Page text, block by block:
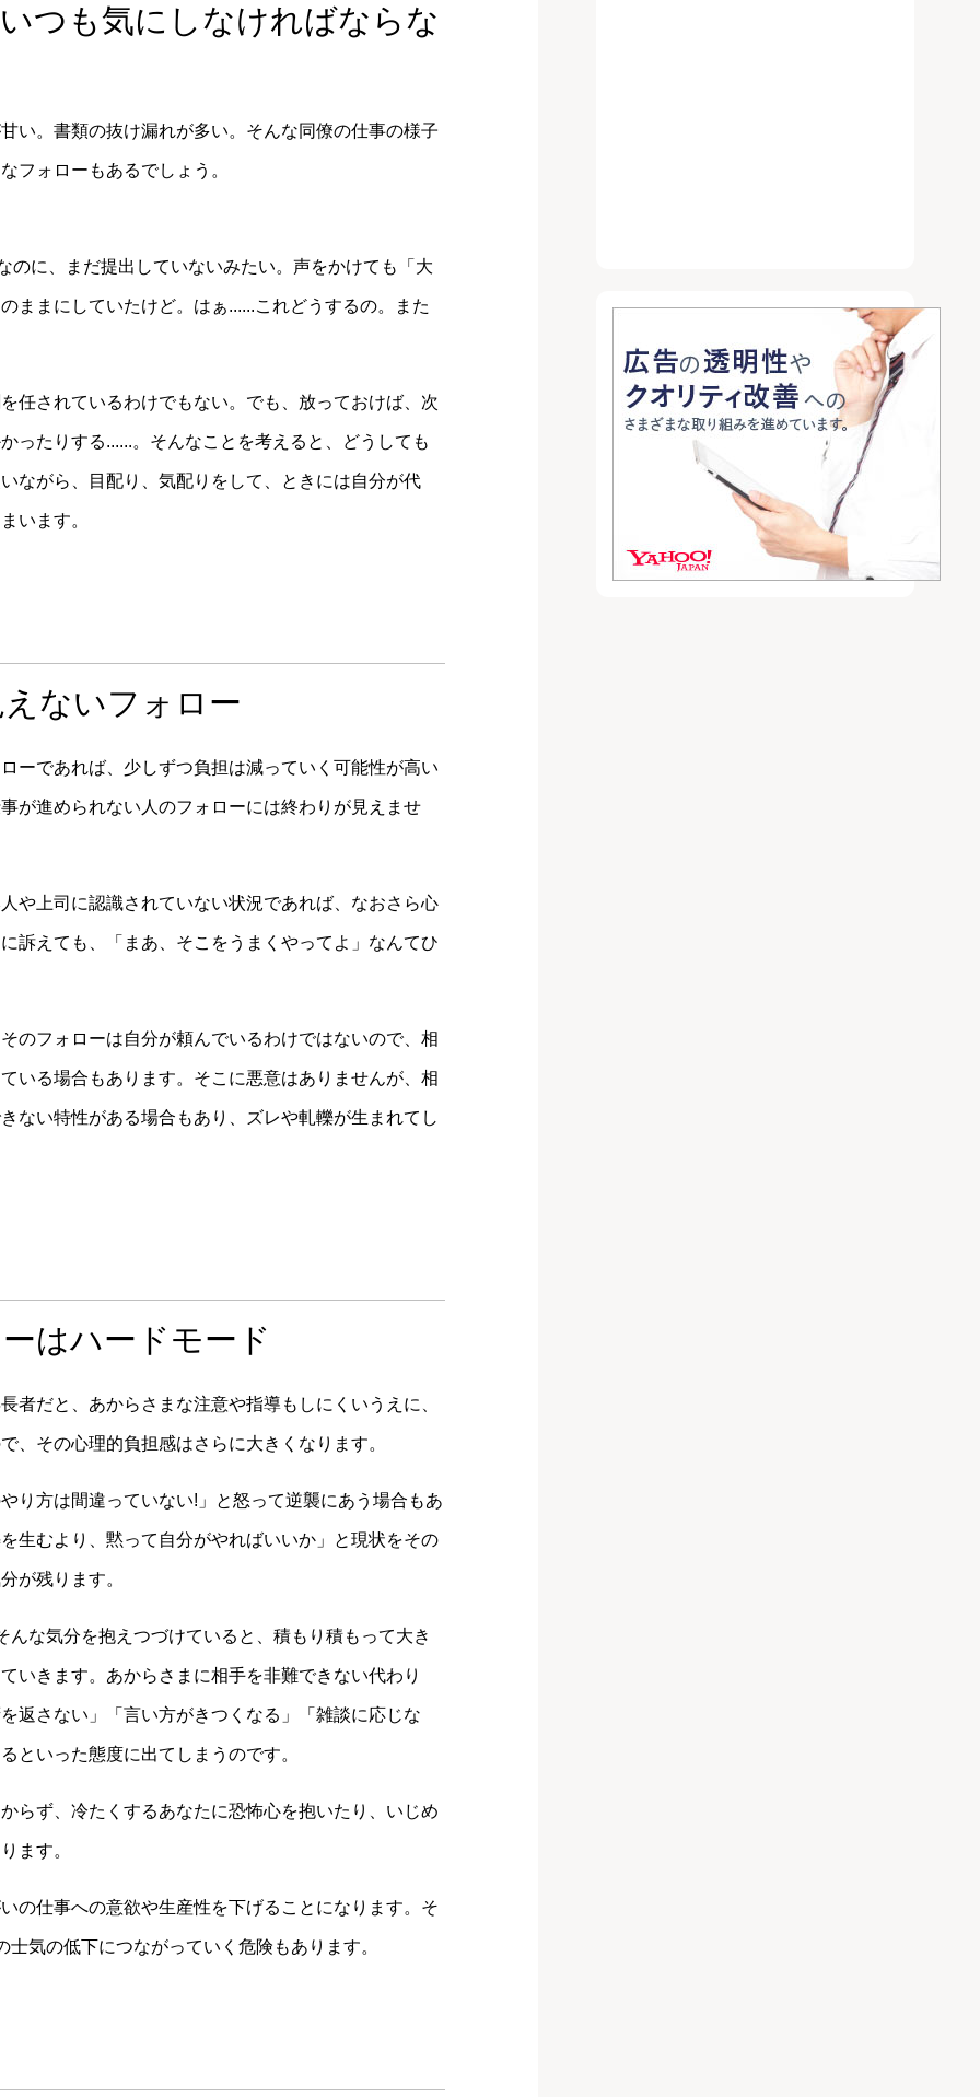
つも気にしなければならな
い。書類の抜け漏れが多い。そんな同僚の仕事の様子
フォローもあるでしょう。
のに、まだ提出していないみたい。声をかけても「大
ままにしていたけど。はぁ......これどうするの。また
任されているわけでもない。でも、放っておけば、次
ったりする......。そんなことを考えると、どうしても
ながら、目配り、気配りをして、ときには自分が代
います。
ないフォロー
ーであれば、少しずつ負担は減っていく可能性が高い
が進められない人のフォローには終わりが見えませ
や上司に認識されていない状況であれば、なおさら心
訴えても、「まあ、そこをうまくやってよ」なんてひ
のフォローは自分が頼んでいるわけではないので、相
いる場合もあります。そこに悪意はありませんが、相
ない特性がある場合もあり、ズレや軋轢が生まれてし
はハードモード
者だと、あからさまな注意や指導もしにくいうえに、
、その心理的負担感はさらに大きくなります。
り方は間違っていない!」と怒って逆襲にあう場合もあ
生むより、黙って自分がやればいいか」と現状をその
が残ります。
な気分を抱えつづけていると、積もり積もって大き
いきます。あからさまに相手を非難できない代わり
返さない」「言い方がきつくなる」「雑談に応じな
といった態度に出てしまうのです。
らず、冷たくするあなたに恐怖心を抱いたり、いじめ
ます。
の仕事への意欲や生産性を下げることになります。そ
気の低下につながっていく危険もあります。